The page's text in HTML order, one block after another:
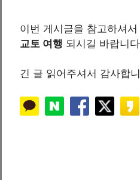
이번 게시글을 참고하셔
교토 여행 되시길 바랍니
긴 글 읽어주셔서 감사합